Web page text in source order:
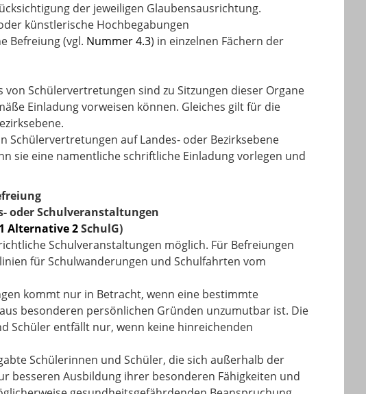
der jeweiligen Glaubensausrichtung.
künstlerische Hochbegabungen
Befreiung (vgl. Nummer 4.3) in einzelnen Fächern der
Schülervertretungen sind zu Sitzungen dieser Organe
Einladung vorweisen können. Gleiches gilt für die
Schülervertretungen auf Landes- oder Bezirksebene
sie eine namentliche schriftliche Einladung vorlegen und
oder Schulveranstaltungen
Alternative 2SchulG)
Schulveranstaltungen möglich. Für Befreiungen
für Schulwanderungen und Schulfahrten vom
kommt nur in Betracht, wenn eine bestimmte
besonderen persönlichen Gründen unzumutbar ist. Die
Schüler entfällt nur, wenn keine hinreichenden
Schülerinnen und Schüler, die sich außerhalb der
besseren Ausbildung ihrer besonderen Fähigkeiten und